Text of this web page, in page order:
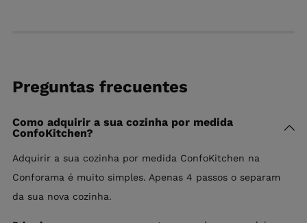
Preguntas frecuentes
Como adquirir a sua cozinha por medida
ConfoKitchen?
Adquirir a sua cozinha por medida ConfoKitchen na
Conforama é muito simples. Apenas 4 passos o separam
da sua nova cozinha.